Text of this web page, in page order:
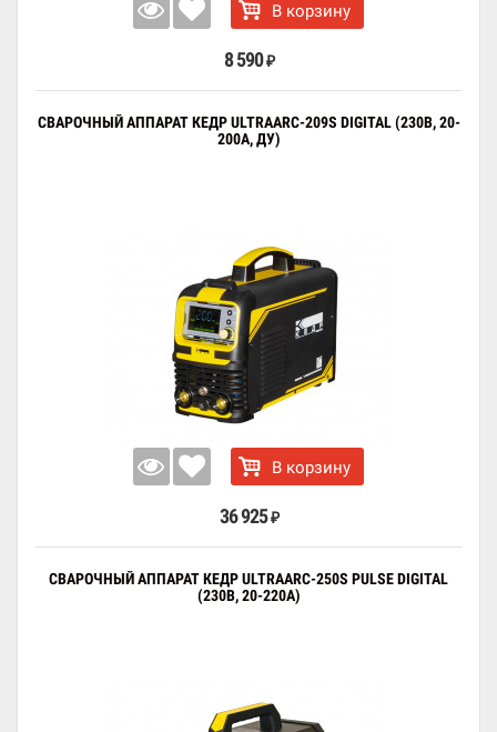
В корзину
8 590 ₽
СВАРОЧНЫЙ АППАРАТ КЕДР ULTRAARC-209S DIGITAL (230В, 20-
200А, ДУ)
В корзину
36 925 ₽
СВАРОЧНЫЙ АППАРАТ КЕДР ULTRAARC-250S PULSE DIGITAL
(230В, 20-220А)